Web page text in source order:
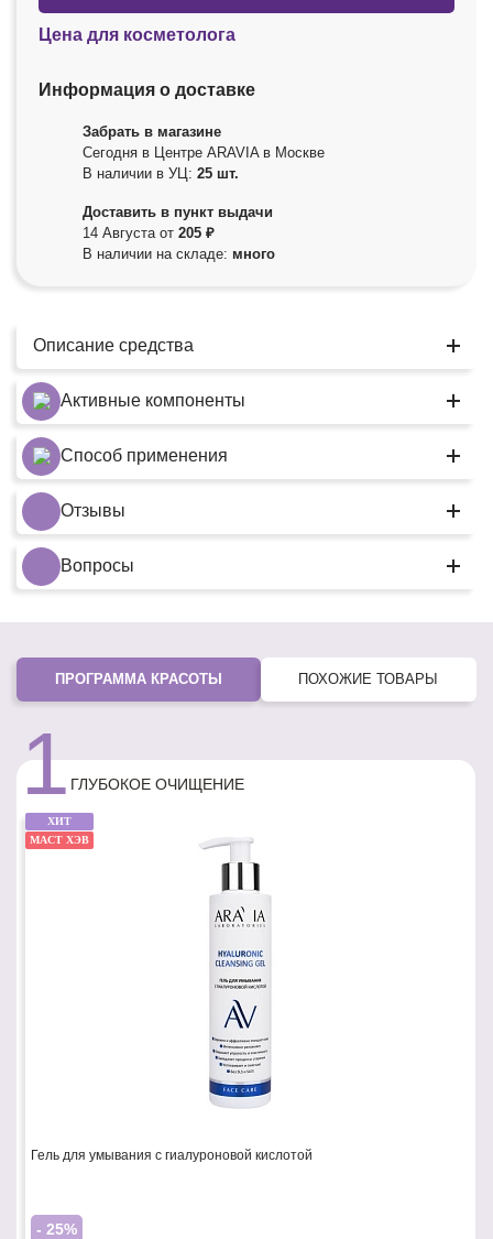
Цена для косметолога
Информация о доставке
Забрать в магазине
Сегодня в Центре ARAVIA в Москве
В наличии в УЦ: 25 шт.
Доставить в пункт выдачи
14 Августа от 205 ₽
В наличии на складе: много
Описание средства
Активные компоненты
Способ применения
Отзывы
Вопросы
ПРОГРАММА КРАСОТЫ ПОХОЖИЕ ТОВАРЫ
1ГЛУБОКОЕ ОЧИЩЕНИЕ
ХИТ
МАСТ ХЭВ
Гель для умывания с гиалуроновой кислотой
- 25%